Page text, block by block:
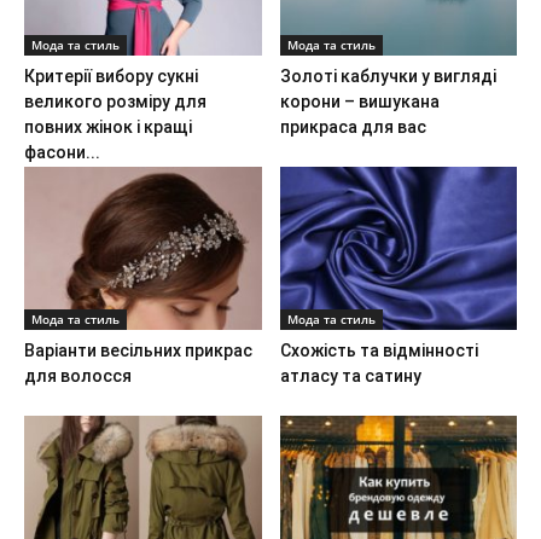
Мода та стиль
Критерії вибору сукні
великого розміру для
повних жінок і кращі
фасони...
Мода та стиль
Золоті каблучки у вигляді
корони – вишукана
прикраса для вас
Мода та стиль
Варіанти весільних прикрас
для волосся
Мода та стиль
Схожість та відмінності
атласу та сатину